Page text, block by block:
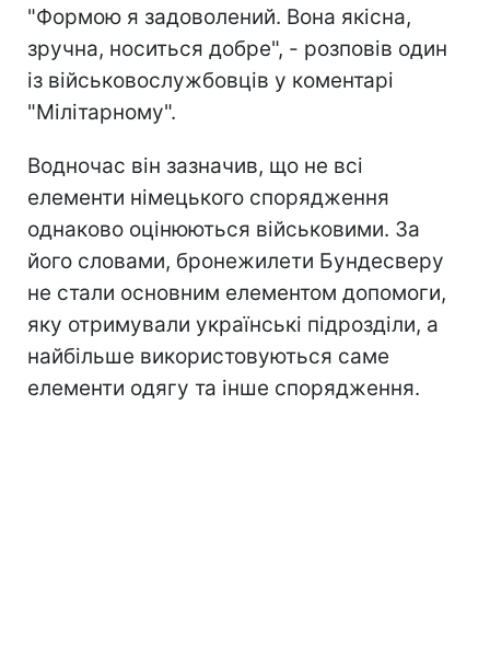
"Формою я задоволений. Вона якісна,
зручна, носиться добре", - розповів один
із військовослужбовців у коментарі
"Мілітарному".
Водночас він зазначив, що не всі
елементи німецького спорядження
однаково оцінюються військовими. За
його словами, бронежилети Бундесверу
не стали основним елементом допомоги,
яку отримували українські підрозділи, а
найбільше використовуються саме
елементи одягу та інше спорядження.